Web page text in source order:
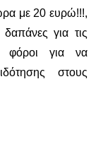
με 20 ευρώ!!!,
για τις
φόροι για να
στους